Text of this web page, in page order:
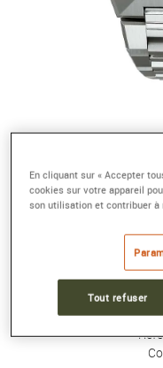
41
En cliquant sur « Accepter
cookies sur votre appareil
son utilisation et contribuer
Tout refuser